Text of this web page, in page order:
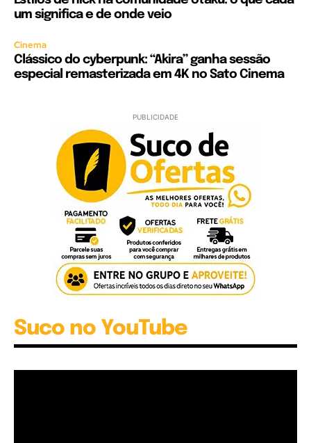
um significa e de onde veio
Cinema
Clássico do cyberpunk: “Akira” ganha sessão
especial remasterizada em 4K no Sato Cinema
PUBLICIDADE
Suco no YouTube